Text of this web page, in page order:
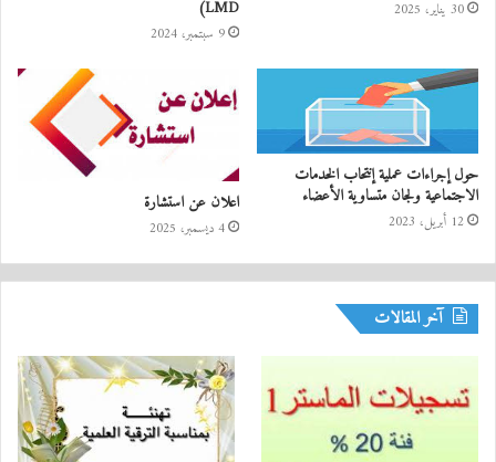
30 يناير، 2025 LMD)
9 سبتمبر، 2024
حول إجراءات عملية إنتحاب الخدمات
الاجتماعية ولجان متساوية الأعضاء
12 أبريل، 2023
اعلان عن استشارة
4 ديسمبر، 2025
آخر المقالات